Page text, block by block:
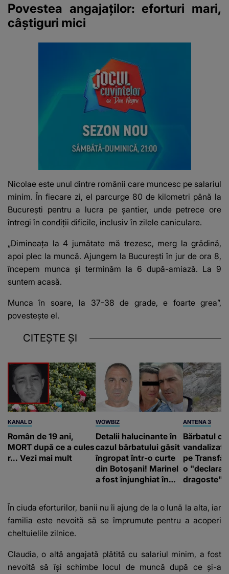
Povestea angajaților: eforturi mari,
câștiguri mici
Nicolae este unul dintre românii care muncesc pe salariul
minim. În fiecare zi, el parcurge 80 de kilometri până la
București pentru a lucra pe șantier, unde petrece ore
întregi în condiții dificile, inclusiv în zilele caniculare.
„Dimineața la 4 jumătate mă trezesc, merg la grădină,
apoi plec la muncă. Ajungem la București în jur de ora 8,
începem munca și terminăm la 6 după-amiază. La 9
suntem acasă.
Munca în soare, la 37-38 de grade, e foarte grea”,
povestește el.
CITEȘTE ȘI
KANAL D
Român de 19 ani,
MORT după ce a cules
r... Vezi mai mult
WOWBIZ
Detalii halucinante în
cazul bărbatului găsit
îngropat într-o curte
din Botoșani! Marinel
a fost înjunghiat în
suspecți
ANTENA 3
Bărbatul
vandalizat
pe
o
dragoste"
În ciuda eforturilor, banii nu îi ajung de la o lună la alta, iar
familia este nevoită să se împrumute pentru a acoperi
cheltuielile zilnice.
Claudia, o altă angajată plătită cu salariul minim, a fost
nevoită să își schimbe locul de muncă după ce și-a